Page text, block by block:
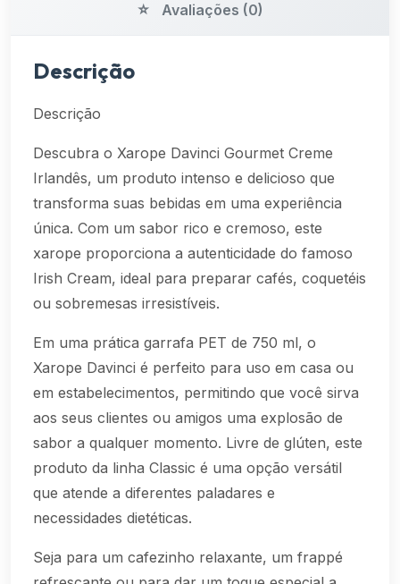
Avaliações (0)
Descrição
Descrição
Descubra o Xarope Davinci Gourmet Creme
Irlandês, um produto intenso e delicioso que
transforma suas bebidas em uma experiência
única. Com um sabor rico e cremoso, este
xarope proporciona a autenticidade do famoso
Irish Cream, ideal para preparar cafés, coquetéis
ou sobremesas irresistíveis.
Em uma prática garrafa PET de 750 ml, o
Xarope Davinci é perfeito para uso em casa ou
em estabelecimentos, permitindo que você sirva
aos seus clientes ou amigos uma explosão de
sabor a qualquer momento. Livre de glúten, este
produto da linha Classic é uma opção versátil
que atende a diferentes paladares e
necessidades dietéticas.
Seja para um cafezinho relaxante, um frappé